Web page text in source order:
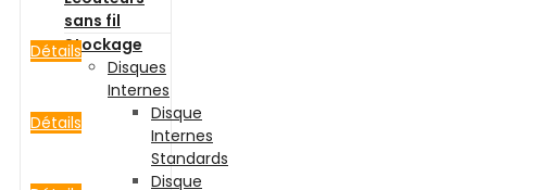
sans fil
Stockage
Disques
Internes
Disque
Internes
Standards
Disque
Détails
Détails